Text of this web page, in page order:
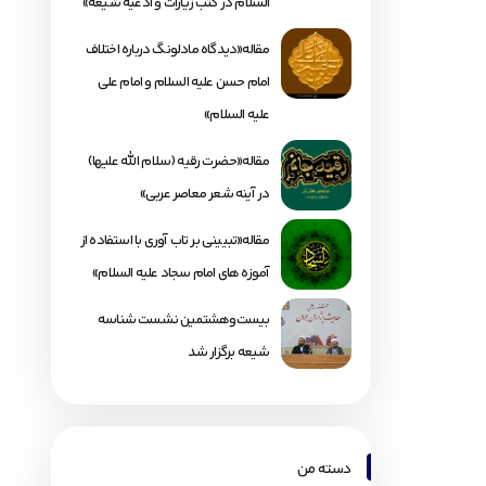
مقاله«دیدگاه مادلونگ درباره اختلاف
امام حسن علیه السلام و امام علی
علیه السلام»
مقاله«حضرت رقیه (سلام الله علیها)
در آینه شعر معاصر عربی»
مقاله«تبیینی بر تاب آوری با استفاده از
آموزه های امام سجاد علیه السلام»
بیست‌وهشتمین نشست شناسه
شیعه برگزار شد
دسته من